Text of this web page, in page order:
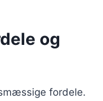
og
fordele.